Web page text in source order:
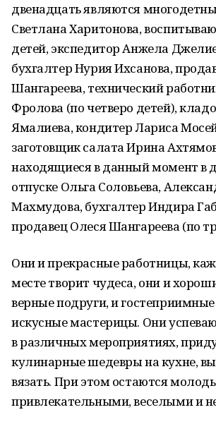
двенадцать являются
Светлана Харитонова,
детей, экспедитор Анжела
бухгалтер Нурия Ихсанова,
Шангареева, технический
Фролова (по четверо детей),
Ямалиева, кондитер Лариса
заготовщик салата Ирина
находящиеся в данный момент в
отпуске Ольга Соловьева,
Махмудова, бухгалтер Индира
продавец Олеся Шангареева (по
Они и прекрасные работницы,
месте творит чудеса, они и
верные подруги, и гостеприимные
искусные мастерицы. Они
в различных мероприятиях,
кулинарные шедевры на кухне,
вязать. При этом остаются
привлекательными, веселыми и